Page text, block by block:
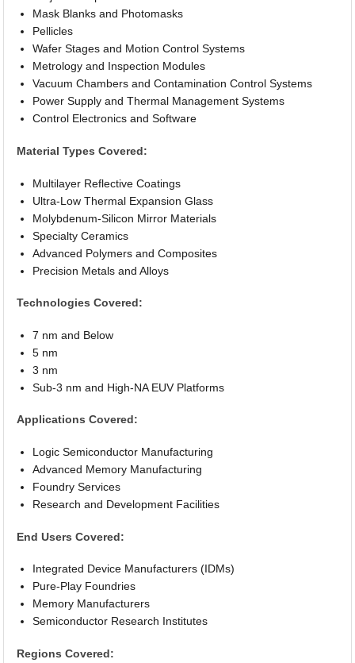
Mask Blanks and Photomasks
Pellicles
Wafer Stages and Motion Control Systems
Metrology and Inspection Modules
Vacuum Chambers and Contamination Control Systems
Power Supply and Thermal Management Systems
Control Electronics and Software
Material Types Covered:
Multilayer Reflective Coatings
Ultra-Low Thermal Expansion Glass
Molybdenum-Silicon Mirror Materials
Specialty Ceramics
Advanced Polymers and Composites
Precision Metals and Alloys
Technologies Covered:
7 nm and Below
5 nm
3 nm
Sub-3 nm and High-NA EUV Platforms
Applications Covered:
Logic Semiconductor Manufacturing
Advanced Memory Manufacturing
Foundry Services
Research and Development Facilities
End Users Covered:
Integrated Device Manufacturers (IDMs)
Pure-Play Foundries
Memory Manufacturers
Semiconductor Research Institutes
Regions Covered: